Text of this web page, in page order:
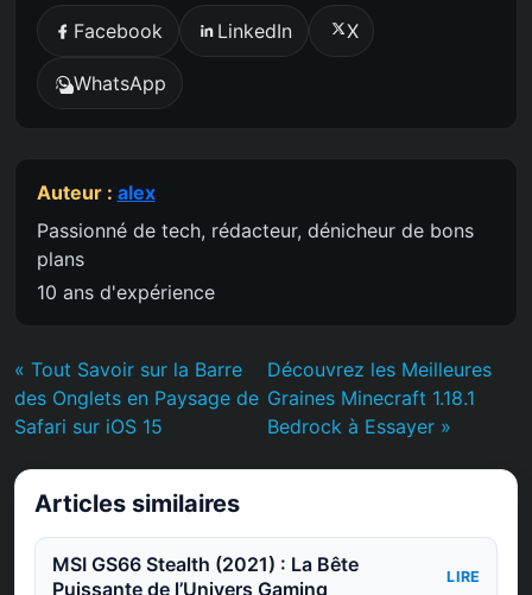
Facebook LinkedIn X
WhatsApp
Auteur : alex
Passionné de tech, rédacteur, dénicheur de bons
plans
10 ans d'expérience
« Tout Savoir sur la Barre
des Onglets en Paysage de
Safari sur iOS 15
Découvrez les Meilleures
Graines Minecraft 1.18.1
Bedrock à Essayer »
Articles similaires
MSI GS66 Stealth (2021) : La Bête
Puissante de l’Univers Gaming
LIRE